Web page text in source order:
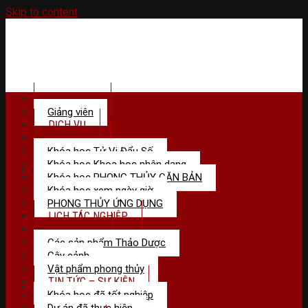
Skip to content
GIỚI THIỆU
Giảng viên
DỊCH VỤ
KHÓA HỌC
Khóa học Tử Vi Đẩu Số
Khóa học Khoa học nhân dạng
Khóa học PHONG THỦY CĂN BẢN
Khóa học xem ngày giờ
PHONG THỦY ỨNG DỤNG
LỊCH TÁC NGHIỆP
SẢN PHẢM
Các sản phẩm Thảo Dược
Cây cảnh
Vật phẩm phong thủy
TIN TỨC – SỰ KIỆN
Khóa học đã tốt nghiệp